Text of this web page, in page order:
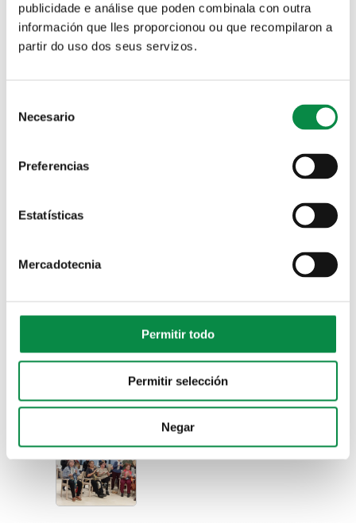
publicidade e análise que poden combinala con outra
información que lles proporcionou ou que recompilaron a
partir do uso dos seus servizos.
Selection
Necesario
Preferencias
Estatísticas
Mercadotecnia
Permitir todo
Permitir selección
Negar
Imagen:
Remata a quinta edición do campamento
participación de preto de 100 usuarios/as
Un grupo de 40 persoas do programa
Amessán visitaron a residencia Maiores
Milladoiro